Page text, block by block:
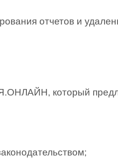
отчетов и
который